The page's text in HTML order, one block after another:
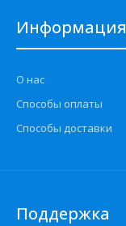
Информация
О нас
Способы оплаты
Способы доставки
Поддержка